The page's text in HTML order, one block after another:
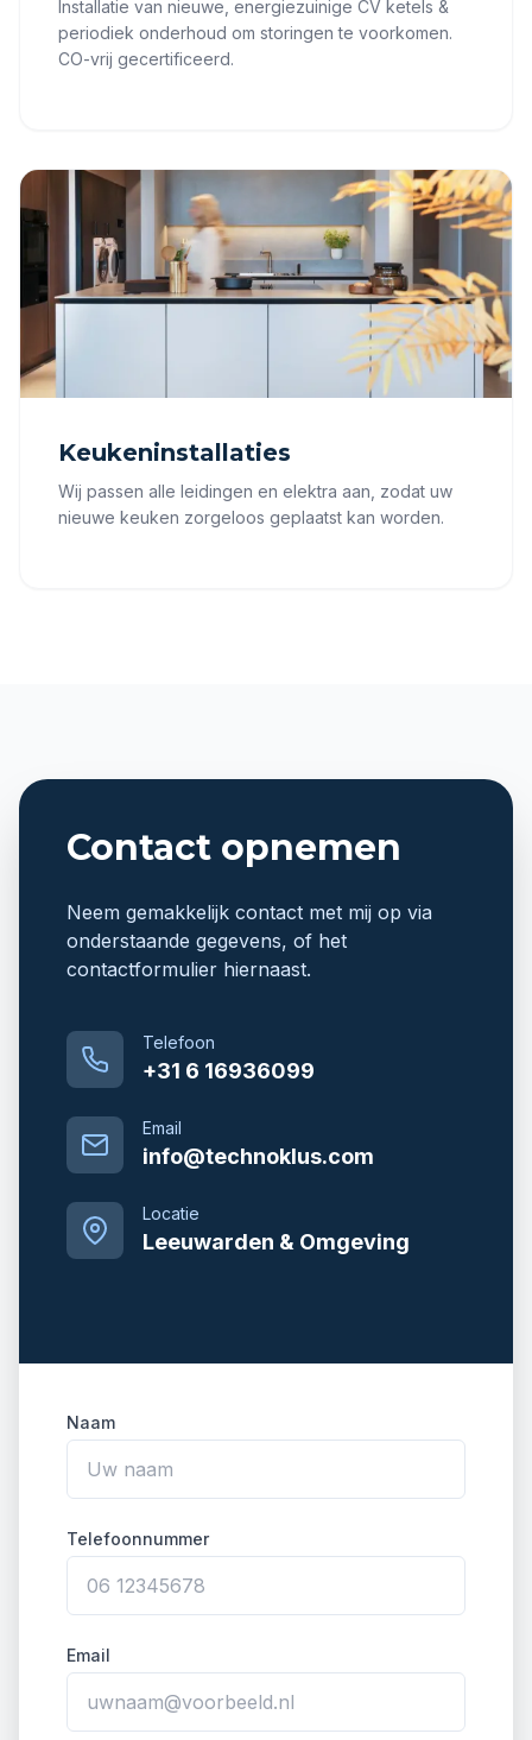
Installatie van nieuwe, energiezuinige CV ketels &
periodiek onderhoud om storingen te voorkomen.
CO-vrij gecertificeerd.
Keukeninstallaties
Wij passen alle leidingen en elektra aan, zodat uw
nieuwe keuken zorgeloos geplaatst kan worden.
Contact opnemen
Neem gemakkelijk contact met mij op via
onderstaande gegevens, of het
contactformulier hiernaast.
Telefoon
+31 6 16936099
Email
info@technoklus.com
Locatie
Leeuwarden & Omgeving
Naam
Telefoonnummer
Email